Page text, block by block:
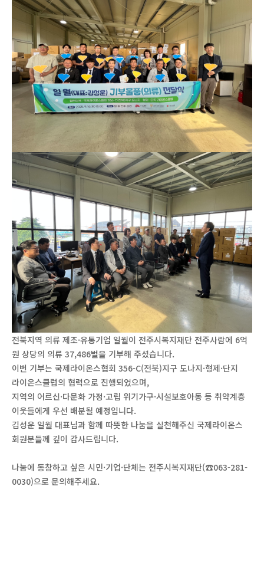
전북지역 의류 제조·유통기업 일월이 전주시복지재단 전주사람에 6억
원 상당의 의류 37,486벌을 기부해 주셨습니다.
이번 기부는 국제라이온스협회 356-C(전북)지구 도나지·형제·단지
라이온스클럽의 협력으로 진행되었으며,
지역의 어르신·다문화 가정·고립 위기가구·시설보호아동 등 취약계층
이웃들에게 우선 배분될 예정입니다.
김성운 일월 대표님과 함께 따뜻한 나눔을 실천해주신 국제라이온스
회원분들께 깊이 감사드립니다.
나눔에 동참하고 싶은 시민·기업·단체는 전주시복지재단(☎063-281-
0030)으로 문의해주세요.